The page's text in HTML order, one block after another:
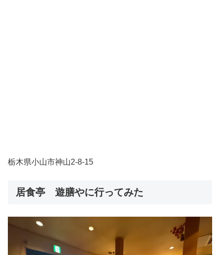
栃木県小山市神山2-8-15
居食亭 遊膳やに行ってみた